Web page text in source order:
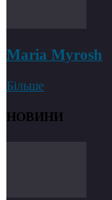
Maria Myrosh
Більше
НОВИНИ